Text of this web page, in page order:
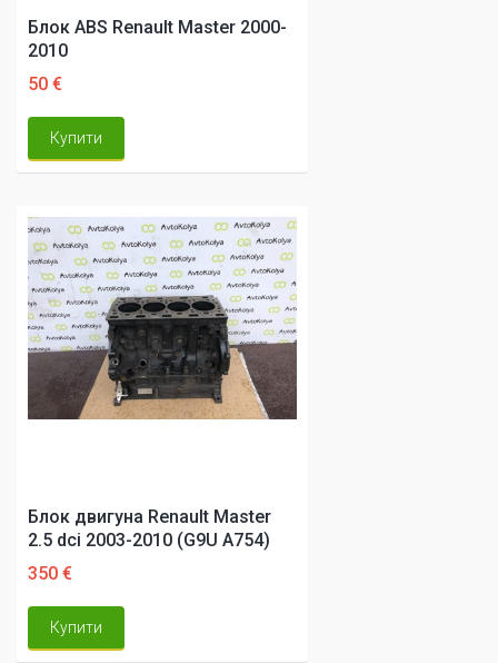
Блок ABS Renault Master 2000-
2010
50 €
Купити
Блок двигуна Renault Master
2.5 dci 2003-2010 (G9U A754)
350 €
Купити